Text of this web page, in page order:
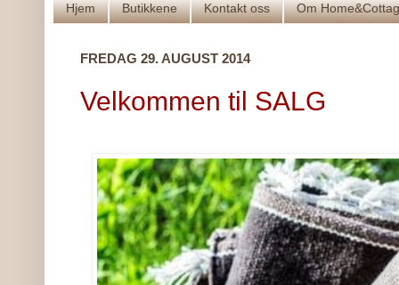
Hjem Butikkene Kontakt oss Om
FREDAG 29. AUGUST 2014
Velkommen til SALG